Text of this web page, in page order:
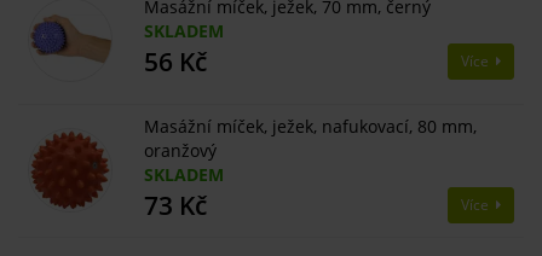
Masážní míček, ježek, 70 mm, černý
SKLADEM
56 Kč Více
Masážní míček, ježek, nafukovací, 80 mm,
oranžový
SKLADEM
73 Kč Více